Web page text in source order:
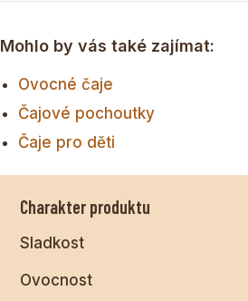
Mohlo by vás také zajímat:
Ovocné čaje
Čajové pochoutky
Čaje pro děti
Charakter produktu
Sladkost
Ovocnost